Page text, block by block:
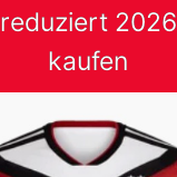
reduziert 2026
kaufen